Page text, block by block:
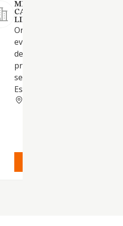
MEDIALUNA LUXURY
CATERING, SOCIEDAD
LIMITADA
Organización de cualquier
eventos. Restaurantes y
de comidas. Provisión de
preparadas para eventos.
servicios de comidas.
Establecimientos de bebidas